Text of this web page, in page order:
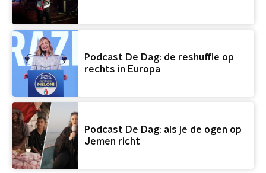
Podcast De Dag: de reshuffle op
rechts in Europa
Podcast De Dag: als je de ogen op
Jemen richt